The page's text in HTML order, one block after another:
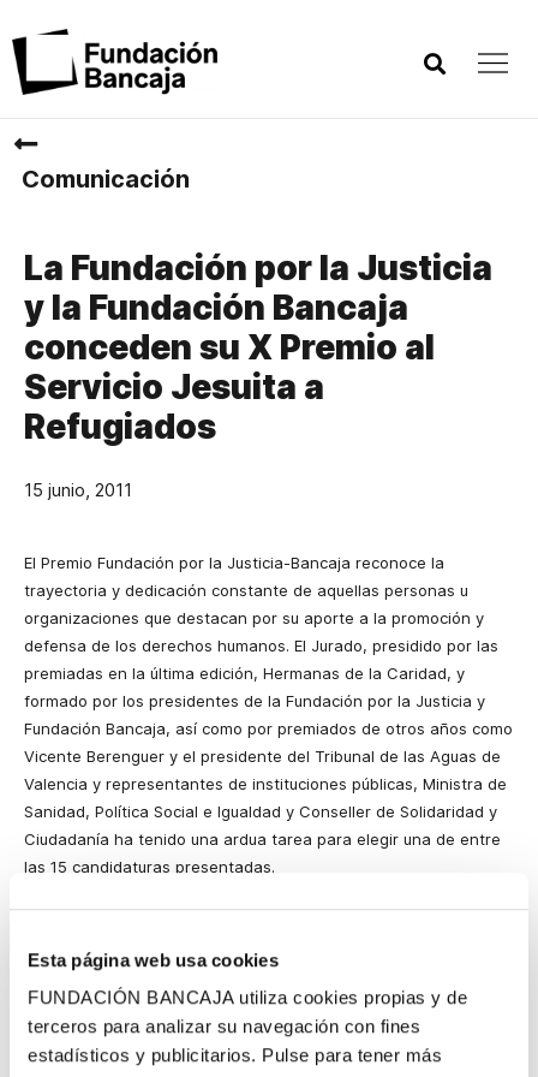
Esta página web usa cookies
FUNDACIÓN BANCAJA utiliza cookies propias y de
terceros para analizar su navegación con fines
estadísticos y publicitarios. Pulse para tener más
Comunicación
La Fundación por la Justicia
y la Fundación Bancaja
conceden su X Premio al
Servicio Jesuita a
Refugiados
15 junio, 2011
El Premio Fundación por la Justicia-Bancaja reconoce la
trayectoria y dedicación constante de aquellas personas u
organizaciones que destacan por su aporte a la promoción y
defensa de los derechos humanos. El Jurado, presidido por las
premiadas en la última edición, Hermanas de la Caridad, y
formado por los presidentes de la Fundación por la Justicia y
Fundación Bancaja, así como por premiados de otros años como
Vicente Berenguer y el presidente del Tribunal de las Aguas de
Valencia y representantes de instituciones públicas, Ministra de
Sanidad, Política Social e Igualdad y Conseller de Solidaridad y
Ciudadanía ha tenido una ardua tarea para elegir una de entre
las 15 candidaturas presentadas.
El premiado de este año, Servicio Jesuita a Refugiados, trabaja
a nivel mundial. Su lema es “acompañar, servir y defender” y
conforme a éste ofrece una atención a todos los niveles a este
colectivo –sanitario, educativo, religioso, social-. El colectivo con
el que trabaja comprende a todos los que han sido apartados